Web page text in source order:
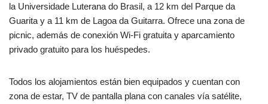
la Universidade Luterana do Brasil, a 12 km del Parque da
Guarita y a 11 km de Lagoa da Guitarra. Ofrece una zona de
picnic, además de conexión Wi-Fi gratuita y aparcamiento
privado gratuito para los huéspedes.
Todos los alojamientos están bien equipados y cuentan con
zona de estar, TV de pantalla plana con canales vía satélite,